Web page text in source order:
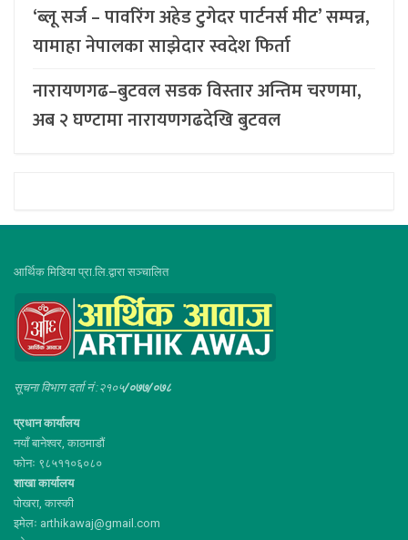
‘ब्लू सर्ज – पावरिंग अहेड टुगेदर पार्टनर्स मीट’ सम्पन्न,
यामाहा नेपालका साझेदार स्वदेश फिर्ता
नारायणगढ–बुटवल सडक विस्तार अन्तिम चरणमा,
अब २ घण्टामा नारायणगढदेखि बुटवल
आर्थिक मिडिया प्रा.लि.द्वारा सञ्चालित
सूचना विभाग दर्ता नं :२१०५/०७७/०७८
प्रधान कार्यालय
नयाँ बानेश्वर, काठमाडौं
फोनः ९८५११०६०८०
शाखा कार्यालय
पोखरा, कास्की
इमेलः arthikawaj@gmail.com